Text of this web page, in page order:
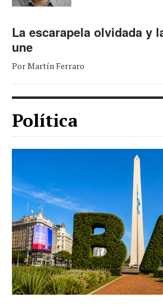
La escarapela olvidada y
une
Por Martín Ferraro
Política